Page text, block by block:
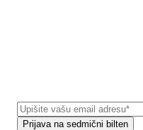
Prijava na sedmični bilten